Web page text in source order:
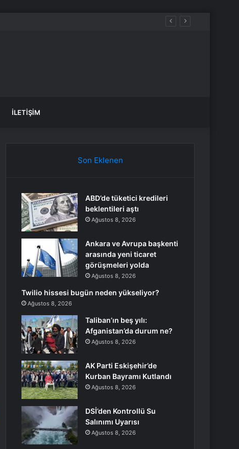
İLETIŞIM
Son Eklenen
ABD’de tüketici kredileri
beklentileri aştı
Ağustos 8, 2026
Ankara ve Avrupa başkenti
arasında yeni ticaret
görüşmeleri yolda
Ağustos 8, 2026
Twilio hissesi bugün neden yükseliyor?
Ağustos 8, 2026
Taliban’ın beş yılı:
Afganistan’da durum ne?
Ağustos 8, 2026
AK Parti Eskişehir’de
Kurban Bayramı Kutlandı
Ağustos 8, 2026
DSİ’den Kontrollü Su
Salınımı Uyarısı
Ağustos 8, 2026